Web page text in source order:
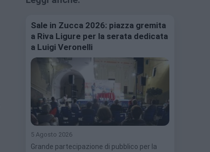
Sale in Zucca 2026: piazza gremita
a Riva Ligure per la serata dedicata
a Luigi Veronelli
5 Agosto 2026
Grande partecipazione di pubblico per la